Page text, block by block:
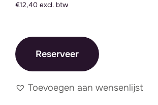
€12,40 excl. btw
Reserveer
Toevoegen aan wensenlijst